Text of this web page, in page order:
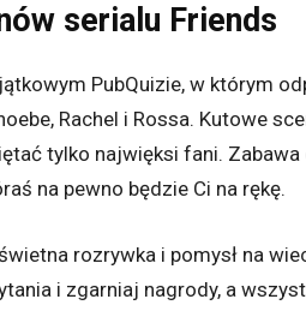
serialu Friends
PubQuizie, w którym
Rachel i Rossa. Kutowe
tylko najwięksi fani.
na pewno będzie Ci na rękę.
rozrywka i pomysł na
i zgarniaj nagrody, a